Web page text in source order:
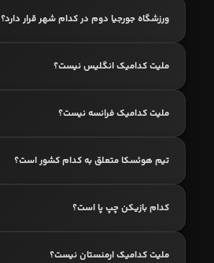
ورزشگاه جورجیا دوم در کدام شهر قرار دارد؟
ملیت کدامیک انگلیس نیست؟
ملیت کدامیک فرانسه نیست؟
تیم هوئسکا متعلق به کدام کشور است؟
کدام بازیکن چپ پا است؟
ملیت کدامیک ارمنستان نیست؟